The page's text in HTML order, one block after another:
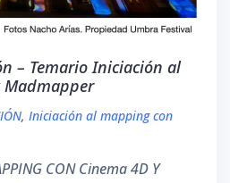
– Temario Iniciación al
Madmapper
, Iniciación al mapping con
CON Cinema 4D Y